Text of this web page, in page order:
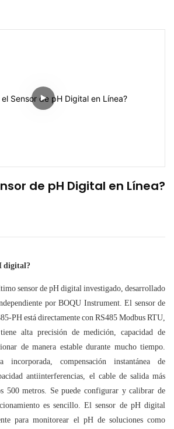
de pH Digital en Línea?
digital?
sensor de pH digital investigado, desarrollado
por BOQU Instrument. El sensor de
PH está directamente con RS485 Modbus RTU,
alta precisión de medición, capacidad de
de manera estable durante mucho tiempo.
incorporada, compensación instantánea de
antiinterferencias, el cable de salida más
500 metros. Se puede configurar y calibrar de
es sencillo. El sensor de pH digital
para monitorear el pH de soluciones como